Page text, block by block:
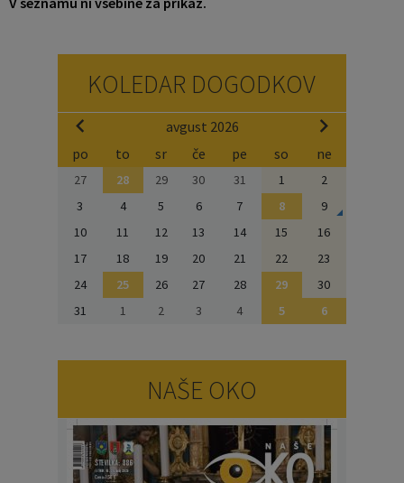
KOLEDAR DOGODKOV
avgust 2026
po
to sr če pe so ne
27 28 29 30 31 1
2
3
4 5 6 7 8
9
10
11 12 13 14 15
16
17
18 19 20 21 22
23
24
25 26 27 28 29
30
31
1 2 3 4 5 6
NAŠE OKO
Varstvo osebnih podatkov
Temeljni akti občine
Občinski predpisi
Katalog informacij javnega značaja
Naše OKO
Proračun občine
Lokalne volitve